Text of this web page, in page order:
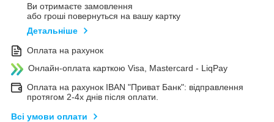
Ви отримаєте замовлення
або гроші повернуться на вашу картку
Детальніше
Оплата на рахунок
Онлайн-оплата карткою Visa, Mastercard - LiqPay
Оплата на рахунок IBAN "Приват Банк": відправлення
протягом 2-4х днів після оплати.
Всі умови оплати